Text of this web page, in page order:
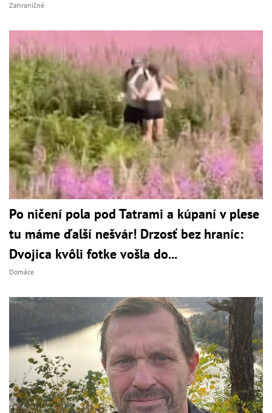
Zahraničné
Po ničení pola pod Tatrami a kúpaní v plese
tu máme ďalší nešvár! Drzosť bez hraníc:
Dvojica kvôli fotke vošla do...
Domáce